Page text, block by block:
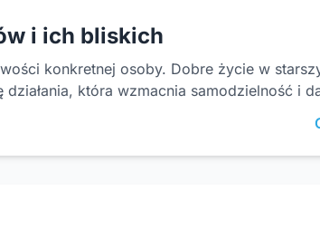
i ich bliskich
konkretnej osoby. Dobre życie w
która wzmacnia samodzielność i